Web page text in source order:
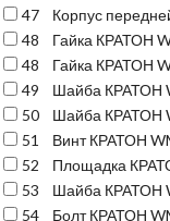
47
Корпус
48
Гайка КРАТОН
48
Гайка КРАТОН
49
Шайба КРАТОН
50
Шайба КРАТОН
51
Винт КРАТОН
52
Площадка
53
Шайба КРАТОН
54
Болт КРАТОН